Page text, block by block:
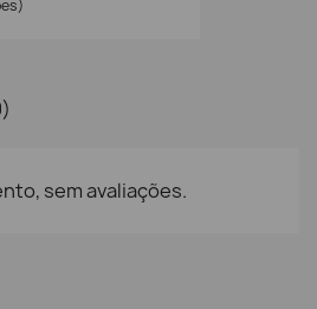
sem avaliações.